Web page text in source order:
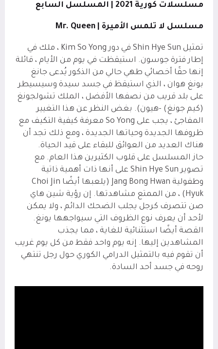
مسلسلات كورية 2021 | المسلسل السابع
مسلسل لا تلمس الأميرة | Mr. Queen
تمثيل Shin Hye Sun في دور Kim So Yong ، ملك في
إطار فترة جوسون. استيقظت في يوم من الأيام ، قائلة
إنها حقًا أخصائي طهي حالي من الذكور يُدعى جانغ
بونغ هوان ، الذي استيقظ في جسد سيدة وسيسيطر
على بلد قريب من نصفها الأفضل ، الملك تشولجونغ
(كيم جونغ) -هيون). بغض النظر عن هذا التغيير
المفاجئ ، يجب على So Yong معرفة كيفية التكيف مع
ظروفها الجديدة وحياتها الجديدة ، ومع ذلك تجد أن
هناك العديد من العوائق للبقاء على قيد الحياة.
حاز المسلسل على قلوب الكثيرين هذا العام. مع
تصوير Shin Hye Sun على أنها ذات أهمية ذاتية
وطفولية Jang Bong Hwan (يلعبها أيضًا Choi Jin
Hyuk) ، من الممتع مشاهدتها. إن رؤية شين هاي
صن تتصرف كرجل يجلب الضحك الدائم ، ولا يمكن
لأحد أن يعرف نوع الظروف التي سيواجهها يونغ.
القصة أيضًا استثنائية للغاية ، مما يجذب
المشاهدين إليها. إنه يوم واحد فقط من كل يوم غريب
أن تقوم فيه بالتمثيل الدرامي الكوري حول رجل تنتهي
روحه في جسد أحد السادة.